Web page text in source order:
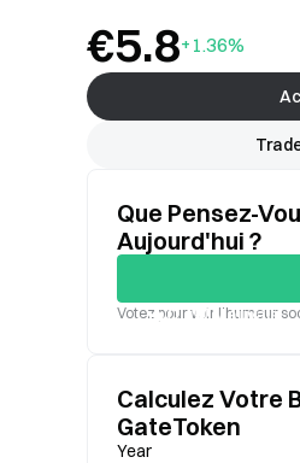
€5.8+1.36%
Que Pensez-
Aujourd'hui ?
Oui Mauvais
Votez pour voir l'humeur
Calculez Votre
GateToken
Year